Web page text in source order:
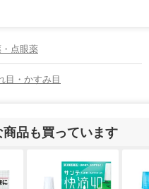
点眼薬
目・かすみ目
品も買っています